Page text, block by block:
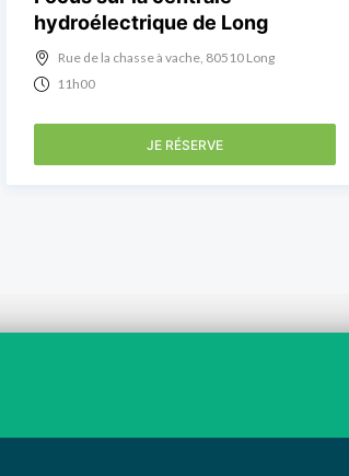
hydroélectrique de Long
Rue de la chasse à vache, 80510 Long
11h00
JE RÉSERVE